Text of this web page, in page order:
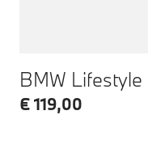
€ 119,00